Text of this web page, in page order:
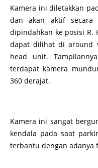
Kamera ini diletakkan
dan akan aktif secara
dipindahkan ke posisi R.
dapat dilihat di around
head unit.
terdapat kamera
360 derajat.
Kamera ini sangat
kendala pada saat
terbantu dengan